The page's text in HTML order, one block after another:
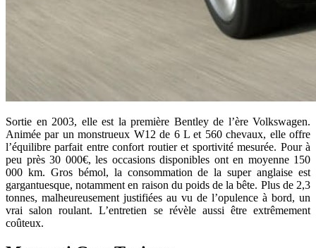
Sortie en 2003, elle est la première Bentley de l’ère Volkswagen.
Animée par un monstrueux W12 de 6 L et 560 chevaux, elle offre
l’équilibre parfait entre confort routier et sportivité mesurée. Pour à
peu près 30 000€, les occasions disponibles ont en moyenne 150
000 km. Gros bémol, la consommation de la super anglaise est
gargantuesque, notamment en raison du poids de la bête. Plus de 2,3
tonnes, malheureusement justifiées au vu de l’opulence à bord, un
vrai salon roulant. L’entretien se révèle aussi être extrêmement
coûteux.